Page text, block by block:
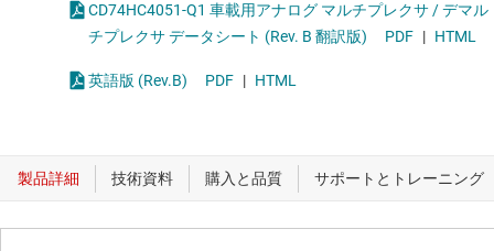
‌CD74HC4051-Q1 車載用アナログ マルチプレクサ / デマル
チプレクサ データシート (Rev. B 翻訳版)
PDF | HTML
英語版 (Rev.B) PDF | HTML